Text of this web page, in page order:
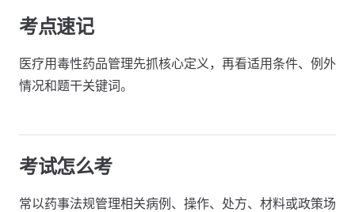
考点速记
医疗用毒性药品管理先抓核心定义，再看适用条件、例外
情况和题干关键词。
考试怎么考
常以药事法规管理相关病例、操作、处方、材料或政策场